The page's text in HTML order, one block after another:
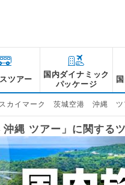
ツアー
国内ダイナミック
パッケージ
スカイマーク 茨城空港 沖縄 ツ
沖縄 ツアー」に関する